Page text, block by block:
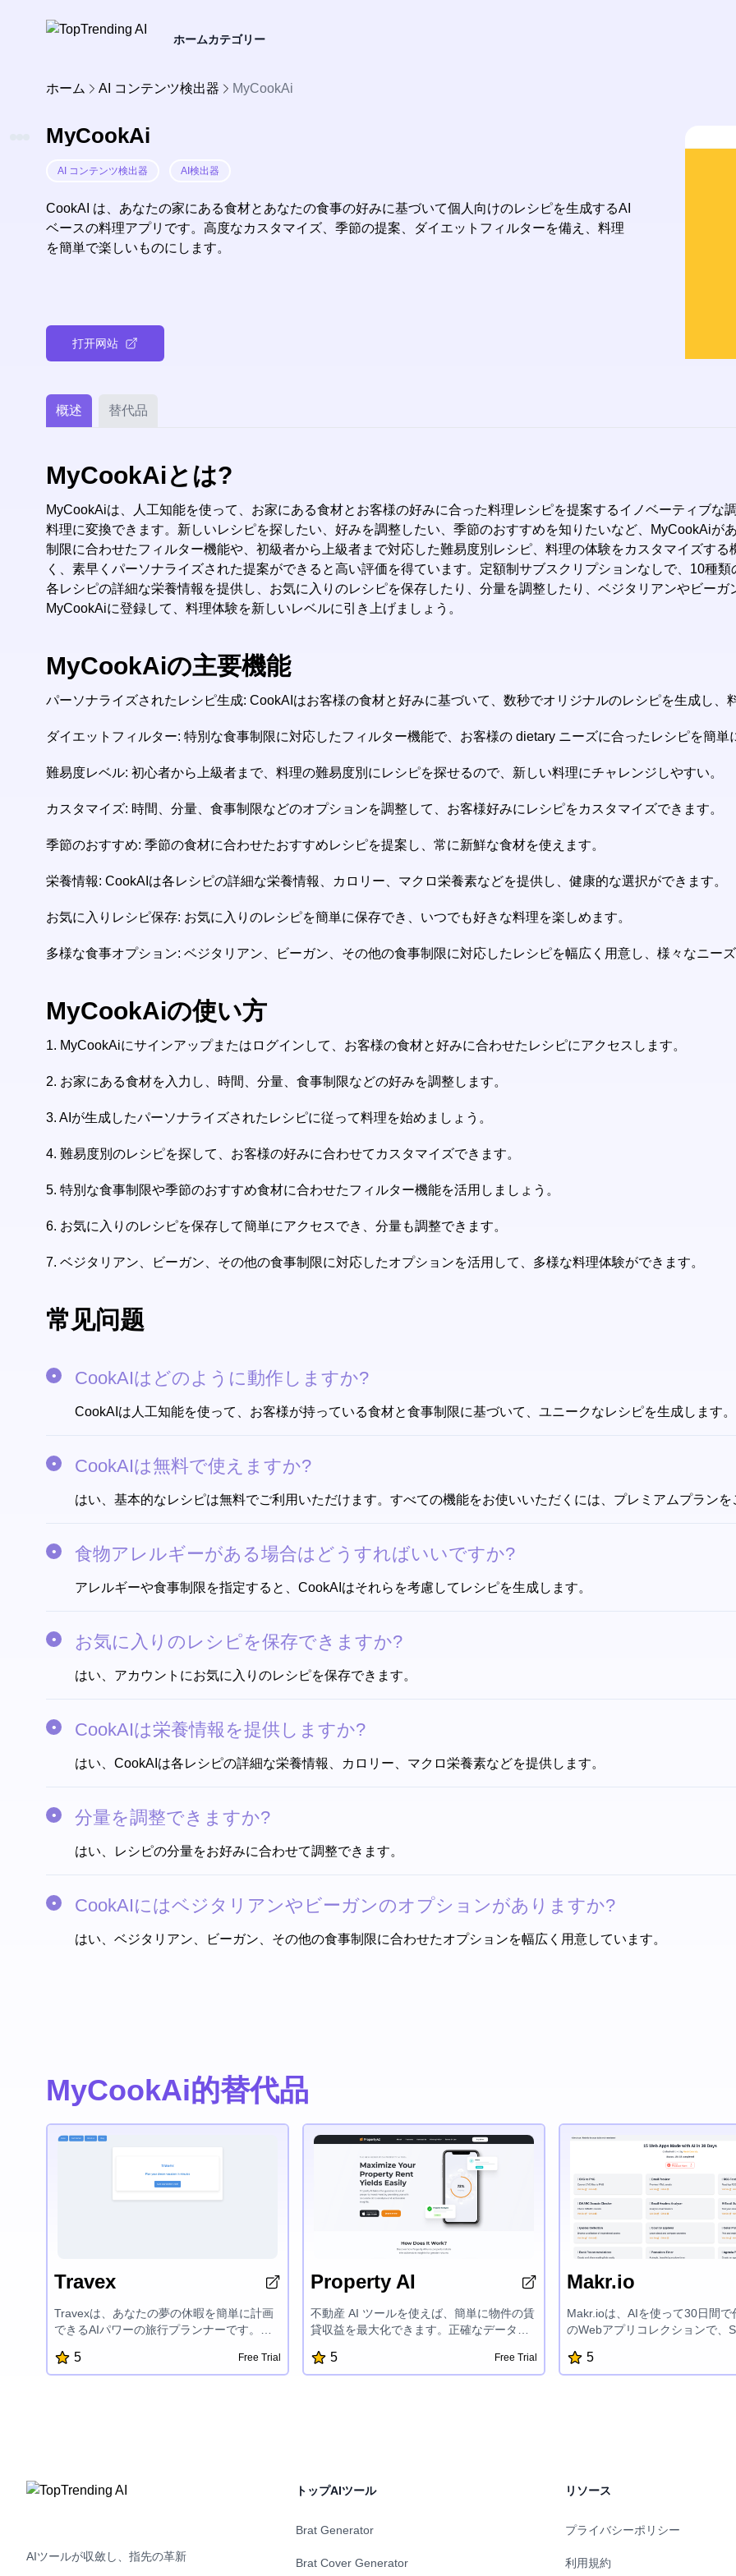
ホームカテゴリー
ホーム AI コンテンツ検出器 MyCookAi
MyCookAi
AI コンテンツ検出器 AI検出器
CookAI は、あなたの家にある食材とあなたの食事の好みに基づいて個人向けのレシピを生成するAI
ベースの料理アプリです。高度なカスタマイズ、季節の提案、ダイエットフィルターを備え、料理
を簡単で楽しいものにします。
打开网站
概述 替代品
MyCookAiとは?
MyCookAiは、人工知能を使って、お家にある食材とお客様の好みに合った料理レシピを提案するイノベーティブな
料理に変換できます。新しいレシピを探したい、好みを調整したい、季節のおすすめを知りたいなど、MyCookAiが
制限に合わせたフィルター機能や、初級者から上級者まで対応した難易度別レシピ、料理の体験をカスタマイズす
く、素早くパーソナライズされた提案ができると高い評価を得ています。定額制サブスクリプションなしで、10種
各レシピの詳細な栄養情報を提供し、お気に入りのレシピを保存したり、分量を調整したり、ベジタリアンやビー
MyCookAiに登録して、料理体験を新しいレベルに引き上げましょう。
MyCookAiの主要機能
パーソナライズされたレシピ生成: CookAIはお客様の食材と好みに基づいて、数秒でオリジナルのレシピを生成し、
ダイエットフィルター: 特別な食事制限に対応したフィルター機能で、お客様の dietary ニーズに合ったレシピを簡単
難易度レベル: 初心者から上級者まで、料理の難易度別にレシピを探せるので、新しい料理にチャレンジしやすい。
カスタマイズ: 時間、分量、食事制限などのオプションを調整して、お客様好みにレシピをカスタマイズできます。
季節のおすすめ: 季節の食材に合わせたおすすめレシピを提案し、常に新鮮な食材を使えます。
栄養情報: CookAIは各レシピの詳細な栄養情報、カロリー、マクロ栄養素などを提供し、健康的な選択ができます。
お気に入りレシピ保存: お気に入りのレシピを簡単に保存でき、いつでも好きな料理を楽しめます。
多様な食事オプション: ベジタリアン、ビーガン、その他の食事制限に対応したレシピを幅広く用意し、様々なニーズ
MyCookAiの使い方
1. MyCookAiにサインアップまたはログインして、お客様の食材と好みに合わせたレシピにアクセスします。
2. お家にある食材を入力し、時間、分量、食事制限などの好みを調整します。
3. AIが生成したパーソナライズされたレシピに従って料理を始めましょう。
4. 難易度別のレシピを探して、お客様の好みに合わせてカスタマイズできます。
5. 特別な食事制限や季節のおすすめ食材に合わせたフィルター機能を活用しましょう。
6. お気に入りのレシピを保存して簡単にアクセスでき、分量も調整できます。
7. ベジタリアン、ビーガン、その他の食事制限に対応したオプションを活用して、多様な料理体験ができます。
常见问题
CookAIはどのように動作しますか?
CookAIは人工知能を使って、お客様が持っている食材と食事制限に基づいて、ユニークなレシピを生成します。
CookAIは無料で使えますか?
はい、基本的なレシピは無料でご利用いただけます。すべての機能をお使いいただくには、プレミアムプランを
食物アレルギーがある場合はどうすればいいですか?
アレルギーや食事制限を指定すると、CookAIはそれらを考慮してレシピを生成します。
お気に入りのレシピを保存できますか?
はい、アカウントにお気に入りのレシピを保存できます。
CookAIは栄養情報を提供しますか?
はい、CookAIは各レシピの詳細な栄養情報、カロリー、マクロ栄養素などを提供します。
分量を調整できますか?
はい、レシピの分量をお好みに合わせて調整できます。
CookAIにはベジタリアンやビーガンのオプションがありますか?
はい、ベジタリアン、ビーガン、その他の食事制限に合わせたオプションを幅広く用意しています。
MyCookAi的替代品
Travex
Travexは、あなたの夢の休暇を簡単に計画
できるAIパワーの旅行プランナーです。直
より、カスタマイズ旅行計画を素早く作成
し、トップ目的地を探索し、旅行のヒント
5 Free Trial
Property AI
不動産 AI ツールを使えば、簡単に物件の賃
貸収益を最大化できます。正確なデータ分
資決定を下すことができます。物件価値を
高め、収益性を評価し、リターンを伸ばす
5 Free Trial
Makr.io
Makr.ioは、AIを使って30日間で
のWebアプリコレクションで、
フィードリーダー、DMARCド
カー、Eメールヘッダーアナラ
デジタルワークフローを効率化
5
AIツールが収斂し、指先の革新
トップAIツール
Brat Generator
Brat Cover Generator
リソース
プライバシーポリシー
利用規約